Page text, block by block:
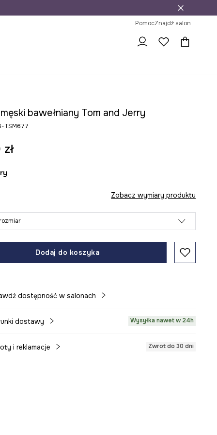
na zwrot
PomocZnajdź salon
bawełniany Tom and Jerry
TSM677
Zobacz wymiary produktu
Dodaj do koszyka
dostępność w salonach
dostawy Wysyłka nawet w 24h
i reklamacje Zwrot do 30 dni